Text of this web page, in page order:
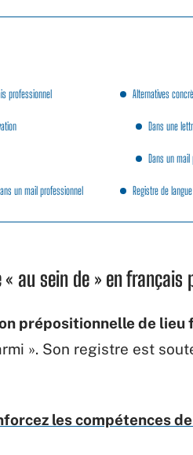
professionnel
un mail professionnel
Alternatives
Dans une
Dans un
Registre de
au sein de » en français
prépositionnelle de lieu
». Son registre est
les compétences